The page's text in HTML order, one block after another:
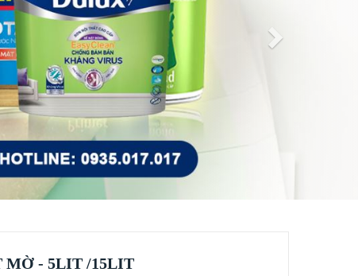
MỜ - 5LIT /15LIT